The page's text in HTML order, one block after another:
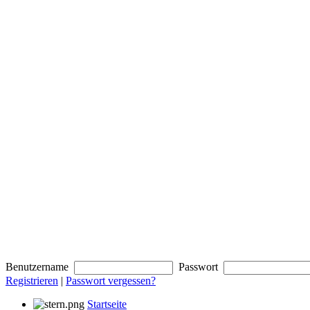
Benutzername
Passwort
Registrieren | Passwort vergessen?
Startseite